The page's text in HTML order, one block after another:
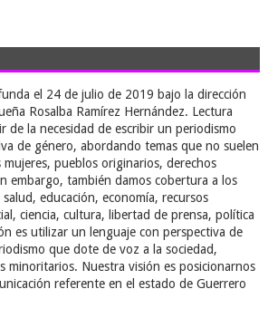
el 24 de julio de 2019 bajo la dirección
Rosalba Ramírez Hernández. Lectura
de la necesidad de escribir un periodismo
de género, abordando temas que no suelen
pueblos originarios, derechos
embargo, también damos cobertura a los
educación, economía, recursos
ciencia, cultura, libertad de prensa, política
es utilizar un lenguaje con perspectiva de
que dote de voz a la sociedad,
minoritarios. Nuestra visión es posicionarnos
referente en el estado de Guerrero